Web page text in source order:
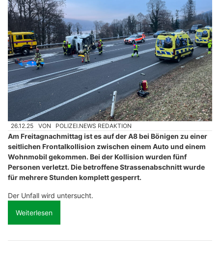
26.12.25 VON POLIZEI.NEWS REDAKTION
Am Freitagnachmittag ist es auf der A8 bei Bönigen zu einer
seitlichen Frontalkollision zwischen einem Auto und einem
Wohnmobil gekommen. Bei der Kollision wurden fünf
Personen verletzt. Die betroffene Strassenabschnitt wurde
für mehrere Stunden komplett gesperrt.
Der Unfall wird untersucht.
Weiterlesen